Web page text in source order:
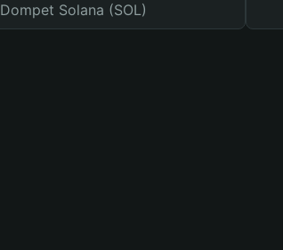
Dompet Solana (SOL)